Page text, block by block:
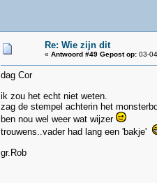
Re: Wie zijn dit
« Antwoord #49 Gepost op:03-
dag Cor
ik zou het echt niet weten.
zag de stempel achterin het
ben nou wel weer wat wijzer
trouwens..vader had lang een 'bakje'
gr.Rob